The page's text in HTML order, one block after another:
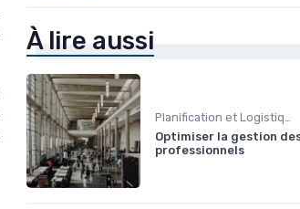
À lire aussi
Optimiser la gestion
professionnels